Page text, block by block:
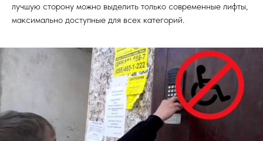
лучшую сторону можно выделить только современные лифты,
максимально доступные для всех категорий.